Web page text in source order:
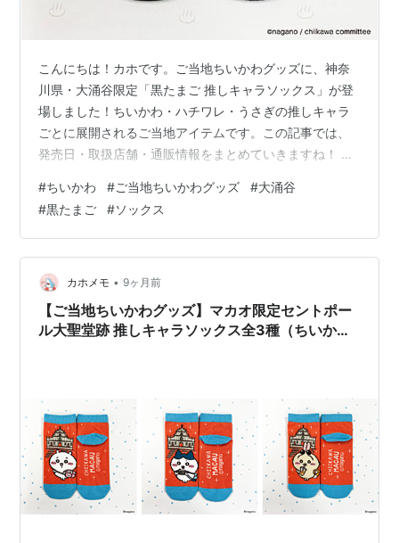
こんにちは！カホです。ご当地ちいかわグッズに、神奈
川県・大涌谷限定「黒たまご 推しキャラソックス」が登
場しました！ちいかわ・ハチワレ・うさぎの推しキャラ
ごとに展開されるご当地アイテムです。この記事では、
発売日・取扱店舗・通販情報をまとめていきますね！ 大
から顔を出す「プルッ」、「ツヤッ」な3人がむちゃかわ
なソックスです。 【ラインナップ】・ちいかわ ・ハチワ
レ ・うさぎ 発売日 2025年11月11日〜順次発売 どこで売
ってる？取扱店舗一覧｜大涌谷限定ソックス ・大涌谷く
ろたまご館https://owakudani.com（ソックス：ちいか…
#ちいかわ #ご当地ちいかわグッズ #大涌谷
#黒たまご #ソックス
カホメモ • 9ヶ月前
【ご当地ちいかわグッズ】マカオ限定セントポー
ル大聖堂跡 推しキャラソックス全3種（ちいか